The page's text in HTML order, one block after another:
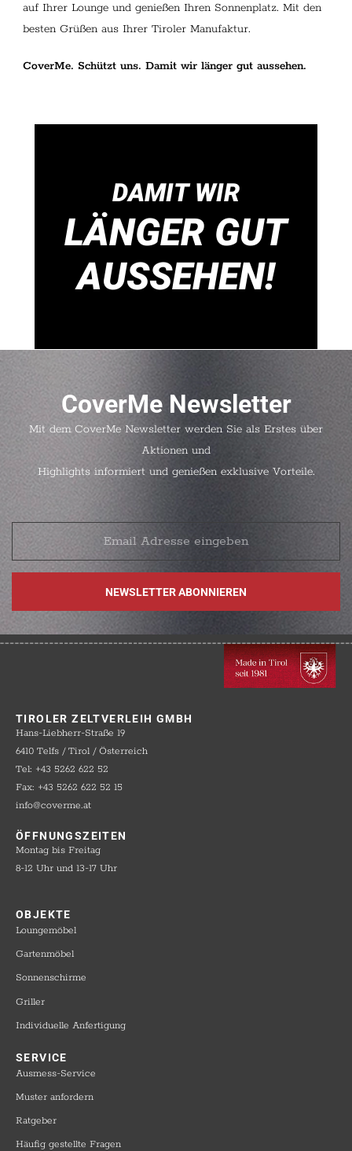
auf Ihrer Lounge und genießen Ihren Sonnenplatz. Mit den
besten Grüßen aus Ihrer Tiroler Manufaktur.
CoverMe. Schützt uns. Damit wir länger gut aussehen.
DAMIT WIR
LÄNGER GUT
AUSSEHEN!
CoverMe Newsletter
Mit dem CoverMe Newsletter werden Sie als Erstes über
Aktionen und
Highlights informiert und genießen exklusive Vorteile.
TIROLER ZELTVERLEIH GMBH
Hans-Liebherr-Straße 19
6410 Telfs / Tirol / Österreich
Tel: +43 5262 622 52
Fax: +43 5262 622 52 15
info@coverme.at
ÖFFNUNGSZEITEN
Montag bis Freitag
8-12 Uhr und 13-17 Uhr
OBJEKTE​
Loungemöbel
Gartenmöbel
Sonnenschirme
Griller
Individuelle Anfertigung
SERVICE​
Ausmess-Service
Muster anfordern
Ratgeber
Häufig gestellte Fragen